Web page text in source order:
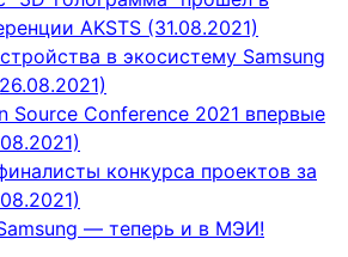
AKSTS (31.08.2021)
в экосистему Samsung
Source Conference 2021 впервые
конкурса проектов за
— теперь и в МЭИ!